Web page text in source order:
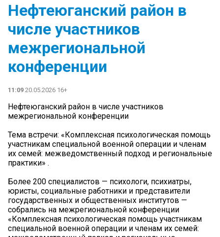
Нефтеюганский район в
числе участников
межрегиональной
конференции
11:09 20.05.2026 16+
Нефтеюганский район в числе участников
межрегиональной конференции
Тема встречи: «Комплексная психологическая помощь
участникам специальной военной операции и членам
их семей: межведомственный подход и региональные
практики» .
Более 200 специалистов — психологи, психиатры,
юристы, социальные работники и представители
государственных и общественных институтов —
собрались на межрегиональной конференции
«Комплексная психологическая помощь участникам
специальной военной операции и членам их семей: